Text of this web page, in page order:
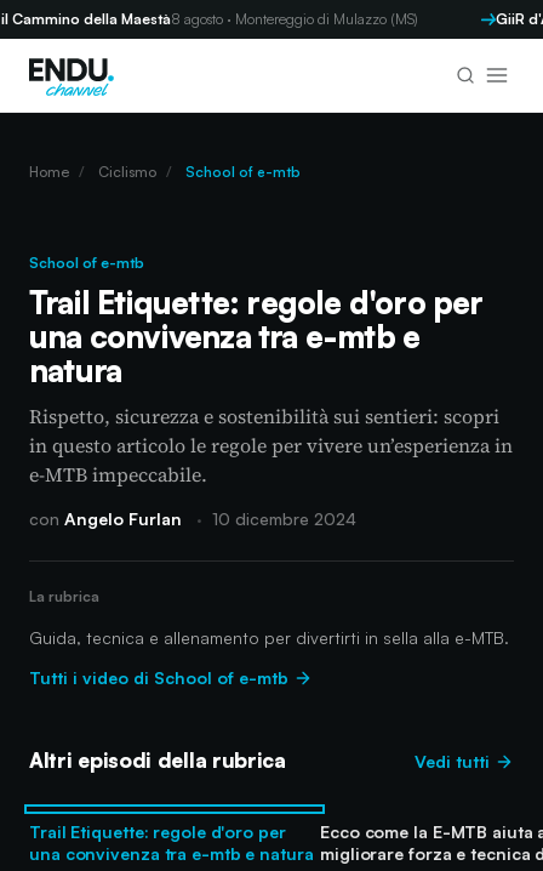
della Maestà8 agosto · Montereggio di Mulazzo (MS) GiiR
Home / Ciclismo / School of e-mtb
School of e-mtb
Trail Etiquette: regole d'oro per
una convivenza tra e-mtb e
natura
Rispetto, sicurezza e sostenibilità sui sentieri: scopri
in questo articolo le regole per vivere un’esperienza in
e-MTB impeccabile.
con Angelo Furlan · 10 dicembre 2024
La rubrica
Guida, tecnica e allenamento per divertirti in sella alla e-MTB.
Tutti i video di School of e-mtb
Altri episodi della rubrica Vedi tutti
Trail Etiquette: regole d'oro per
una convivenza tra e-mtb e natura
Ecco come la E-MTB aiuta
migliorare forza e tecnica